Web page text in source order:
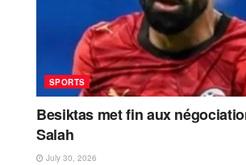
SPORTS
Besiktas met fin aux
Salah
July 30, 2026